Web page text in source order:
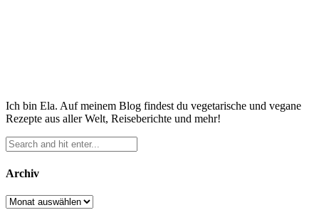
Ich bin Ela. Auf meinem Blog findest du vegetarische und vegane
Rezepte aus aller Welt, Reiseberichte und mehr!
Archiv
Archiv